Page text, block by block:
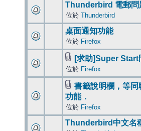
Thunderbird 電郵問
位於 Thunderbird
桌面通知功能
位於 Firefox
[求助]Super Start
位於 Firefox
書籤說明欄，等
功能．
位於 Firefox
Thunderbird中文名